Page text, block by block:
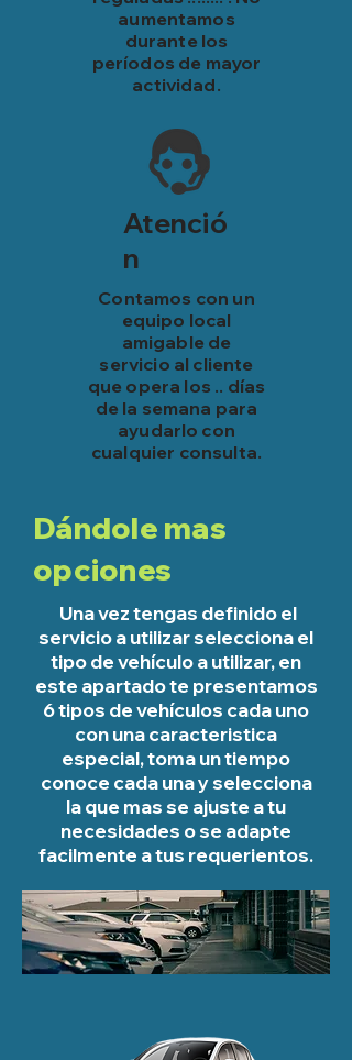
aumentamos
durante los
períodos de mayor
actividad.
Atenció
n
Contamos con un
equipo local
amigable de
servicio al cliente
que opera los .. días
de la semana para
ayudarlo con
cualquier consulta.
Dándole mas
opciones
Una vez tengas definido el
servicio a utilizar selecciona el
tipo de vehículo a utilizar, en
este apartado te presentamos
6 tipos de vehículos cada uno
con una caracteristica
especial, toma un tiempo
conoce cada una y selecciona
la que mas se ajuste a tu
necesidades o se adapte
facilmente a tus requerientos.